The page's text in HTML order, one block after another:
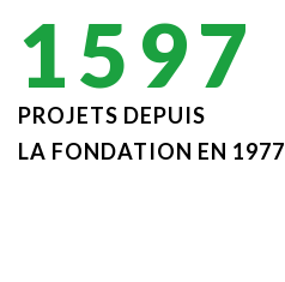
2330
PROJETS DEPUIS
LA FONDATION EN 1977